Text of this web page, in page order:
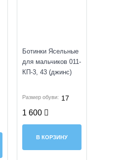
Ботинки Ясельные
для мальчиков 011-
КП-3, 43 (джинс)
Размер обуви: 17
1 600
В КОРЗИНУ